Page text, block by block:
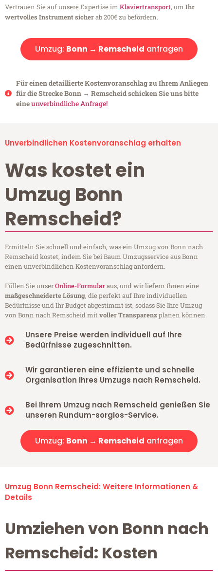
Vertrauen Sie auf unsere Expertise im Klaviertransport, um Ihr
wertvolles Instrument sicherab 200€ zu befördern.
Umzug: Bonn → Remscheid anfragen
Für einen detaillierte Kostenvoranschlag zu Ihrem Anliegen
für die Strecke Bonn → Remscheid schicken Sie uns bitte
eineunverbindliche Anfrage!
Unverbindlichen Kostenvoranschlag erhalten
Was kostet ein
Umzug Bonn
Remscheid?
Ermitteln Sie schnell und einfach, was ein Umzug von Bonn nach
Remscheid kostet, indem Sie bei Baum Umzugsservice aus Bonn
einen unverbindlichen Kostenvoranschlag anfordern.
Füllen Sie unserOnline-Formularaus, und wir liefern Ihnen eine
maßgeschneiderte Lösung, die perfekt auf Ihre individuellen
Bedürfnisse und Ihr Budget abgestimmt ist, sodass Sie Ihre Umzug
von Bonn nach Remscheid mitvoller Transparenzplanen können.
Unsere Preise werden individuell auf Ihre
Bedürfnisse zugeschnitten.
Wir garantieren eine effiziente und schnelle
Organisation Ihres Umzugs nach Remscheid.
Bei Ihrem Umzug nach Remscheid genießen Sie
unseren Rundum-sorglos-Service.
Umzug: Bonn → Remscheid anfragen
Umzug Bonn Remscheid: Weitere Informationen &
Details
Umziehen von Bonn nach
Remscheid: Kosten